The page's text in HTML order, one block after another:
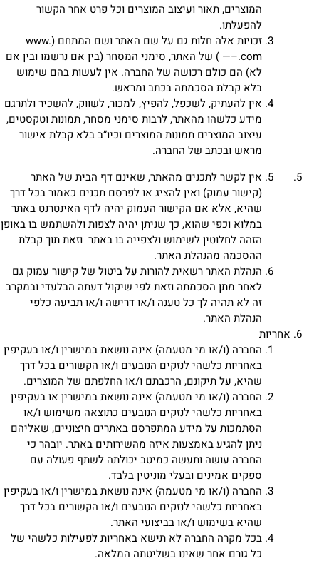
המוצרים, תאור ועיצוב המוצרים וכל פרט אחר הקשור
להפעלתו.
זכויות אלה חלות גם על שם האתר ושם המתחם (www.
—–.com ) של האתר, סימני המסחר (בין אם נרשמו ובין אם
לא) הם כולם רכושה של החברה. אין לעשות בהם שימוש
בלא קבלת הסכמתה בכתב ומראש.
אין להעתיק, לשכפל, להפיץ, למכור, לשווק, להשכיר ולתרגם
מידע כלשהו מהאתר, לרבות סימני מסחר, תמונות וטקסטים,
עיצוב המוצרים תמונות המוצרים וכיו”ב בלא קבלת אישור
מראש ובכתב של החברה.
אין לקשר לתכנים מהאתר, שאינם דף הבית של האתר
(קישור עמוק) ואין להציג או לפרסם תכנים כאמור בכל דרך
שהיא, אלא אם הקישור העמוק יהיה לדף האינטרנט באתר
במלוא וכפי שהוא, כך שניתן יהיה לצפות ולהשתמש בו באופן
הזהה לחלוטין לשימוש ולצפייה בו באתר וזאת תוך קבלת
ההסכמה מהנהלת האתר.
הנהלת האתר רשאית להורות על ביטול של קישור עמוק גם
לאחר מתן הסכמתה וזאת לפי שיקול דעתה הבלעדי ובמקרב
זה לא תהיה לך כל טענה ו/או דרישה ו/או תביעה כלפי
הנהלת האתר.
אחריות
החברה (ו/או מי מטעמה) אינה נושאת במישרין ו/או בעקיפין
באחריות כלשהי לנזקים הנובעים ו/או הקשורים בכל דרך
שהיא, על תיקונם, הרכבתם ו/או החלפתם של המוצרים.
החברה (ו/או מי מטעמה) אינה נושאת במישרין או בעקיפין
באחריות כלשהי לנזקים הנובעים כתוצאה משימוש ו/או
הסתמכות על מידע המתפרסם באתרים חיצוניים, שאליהם
ניתן להגיע באמצעות איזה מהשירותים באתר. יובהר כי
החברה עושה ותעשה כמיטב יכולתה לשתף פעולה עם
ספקים אמינים ובעלי מוניטין בלבד.
החברה (ו/או מי מטעמה) אינה נושאת במישרין ו/או בעקיפין
באחריות כלשהי לנזקים הנובעים ו/או הקשורים בכל דרך
שהיא בשימוש ו/או בביצועי האתר.
בכל מקרה החברה לא תישא באחריות לפעילות כלשהי של
כל גורם אחר שאינו בשליטתה המלאה.